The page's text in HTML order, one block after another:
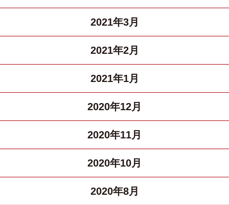
2021年3月
2021年2月
2021年1月
2020年12月
2020年11月
2020年10月
2020年8月